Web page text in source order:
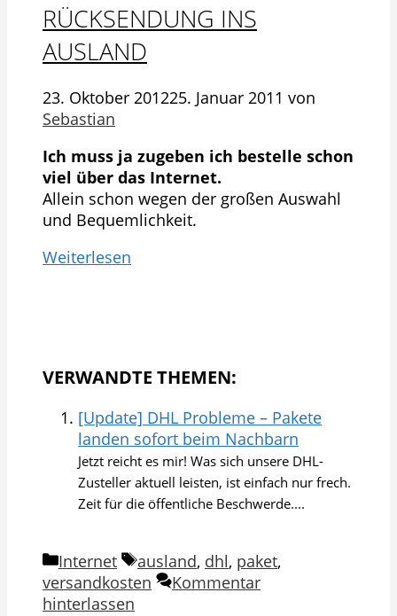
RÜCKSENDUNG INS
AUSLAND
23. Oktober 201225. Januar 2011 von
Sebastian
Ich muss ja zugeben ich bestelle schon
viel über das Internet.
Allein schon wegen der großen Auswahl
und Bequemlichkeit.
Weiterlesen
VERWANDTE THEMEN:
[Update] DHL Probleme – Pakete
landen sofort beim Nachbarn
Jetzt reicht es mir! Was sich unsere DHL-
Zusteller aktuell leisten, ist einfach nur frech.
Zeit für die öffentliche Beschwerde....
Kategorien
Internet Schlagwörter
ausland, dhl, paket,
versandkosten
Kommentar
hinterlassen